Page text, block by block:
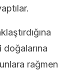
doğalarına
rağmen